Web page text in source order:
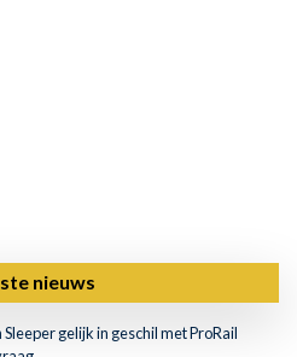
nieuws
gelijk in geschil met ProRail